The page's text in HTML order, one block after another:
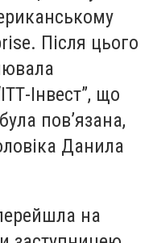
Після цього
Інвест”, що
пов’язана,
Данила
на